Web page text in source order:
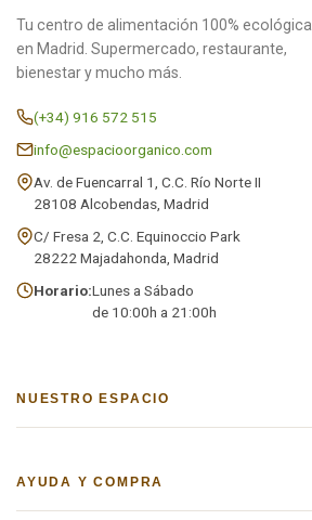
Tu centro de alimentación 100% ecológica
en Madrid. Supermercado, restaurante,
bienestar y mucho más.
(+34) 916 572 515
info@espacioorganico.com
Av. de Fuencarral 1, C.C. Río Norte II
28108 Alcobendas, Madrid
C/ Fresa 2, C.C. Equinoccio Park
28222 Majadahonda, Madrid
Horario:Lunes a Sábado
de 10:00h a 21:00h
NUESTRO ESPACIO
AYUDA Y COMPRA